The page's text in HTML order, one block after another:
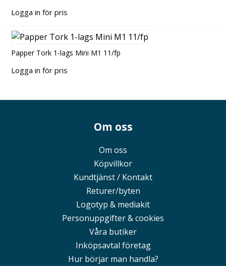
Logga in för pris
Papper Tork 1-lags Mini M1 11/fp
Logga in för pris
Om oss
Om oss
Köpvillkor
Kundtjänst / Kontakt
Returer/byten
Logotyp & mediakit
Personuppgifter & cookies
Våra butiker
Inköpsavtal företag
Hur börjar man handla?